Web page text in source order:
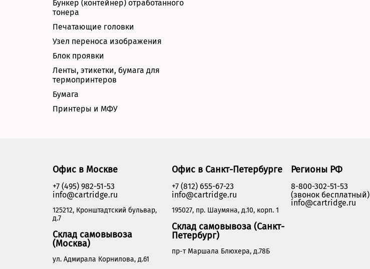
Бункер (контейнер) отработанного
тонера
Печатающие головки
Узел переноса изображения
Блок проявки
Ленты, этикетки, бумага для
термопринтеров
Бумага
Принтеры и МФУ
Офис в Москве
+7 (495) 982-51-53
info@cartridge.ru
125212, Кронштадтский бульвар,
д.7
Склад самовывоза
(Москва)
ул. Адмирала Корнилова, д.61
Офис в Санкт-Петербурге
+7 (812) 655-67-23
info@cartridge.ru
195027, пр. Шаумяна, д.10, корп. 1
Склад самовывоза (Санкт-
Петербург)
пр-т Маршала Блюхера, д.78Б
Регионы РФ
8-800-302-51-53
(звонок бесплатный)
info@cartridge.ru